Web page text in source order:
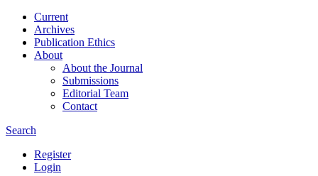
Current
Archives
Publication Ethics
About
About the Journal
Submissions
Editorial Team
Contact
Search
Register
Login